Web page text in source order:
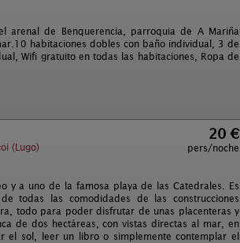
de Benquerencia, parroquia de A Mariña
habitaciones dobles con baño individual, 3 de
Wifi gratuito en todas las habitaciones, Ropa de
(Lugo)
20 €
pers/noche
y a uno de la famosa playa de las Catedrales. Es
todas las comodidades de las construcciones
todo para poder disfrutar de unas placenteras y
de dos hectáreas, con vistas directas al mar, en
el sol, leer un libro o simplemente contemplar el